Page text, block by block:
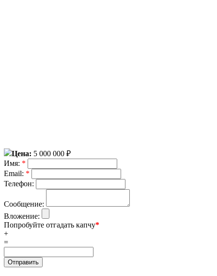
Цена: 5 000 000 ₽
Имя: *
Email: *
Телефон:
Сообщение:
Вложение:
Попробуйте отгадать капчу*
+
=